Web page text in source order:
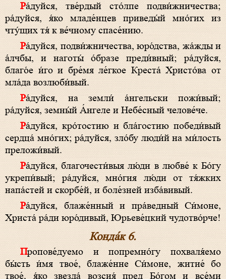
Ра́дуйся, тве́рдый сто́лпе подви́жничества;
ра́дуйся, я́ко младе́нцев приведы́й мно́гих из
чту́щих тя́ к ве́чному спасе́нию.
Ра́дуйся, подви́жничества, юро́дства, жа́жды и
а́лчбы, и наготы́ о́бразе преди́вный; ра́дуйся,
благо́е и́го и бре́мя ле́гкое Креста́ Христо́ва от
мла́да возлюби́вый.
Ра́дуйся, на земли́ а́нгельски пожи́вый;
ра́дуйся, земны́й А́нгеле и Небе́сный челове́че.
Ра́дуйся, кро́тостию и бла́гостию победи́вый
сердца́ мно́гих; ра́дуйся, зло́бу люди́й на ми́лость
преложи́вый.
Ра́дуйся, благочести́выя лю́ди в любве́ к Бо́гу
укрепи́вый; ра́дуйся, мно́гия лю́ди от тя́жких
напа́стей и скорбе́й, и боле́зней изба́вивый.
Ра́дуйся, блаже́нный и пра́ведный Си́моне,
Христа́ ра́ди юро́дивый, Юрьеве́цкий чудотво́рче!
Конда́к 6.
Пропове́дуемо и попремно́гу похваля́емо
бы́сть и́мя твое́, блаже́нне Си́моне, житие́ бо
твое́, я́ко звезда́ возсия́ пред Бо́гом и все́ми